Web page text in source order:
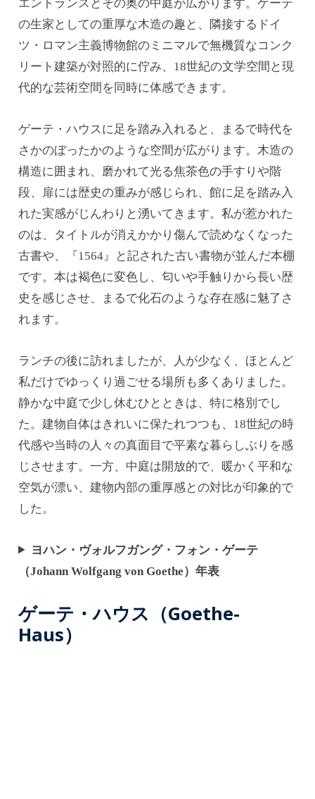
エントランスとその奥の中庭が広がります。ゲーテ
の生家としての重厚な木造の趣と、隣接するドイ
ツ・ロマン主義博物館のミニマルで無機質なコンク
リート建築が対照的に佇み、18世紀の文学空間と現
代的な芸術空間を同時に体感できます。
ゲーテ・ハウスに足を踏み入れると、まるで時代を
さかのぼったかのような空間が広がります。木造の
構造に囲まれ、磨かれて光る焦茶色の手すりや階
段、扉には歴史の重みが感じられ、館に足を踏み入
れた実感がじんわりと湧いてきます。私が惹かれた
のは、タイトルが消えかかり傷んで読めなくなった
古書や、『1564』と記された古い書物が並んだ本棚
です。本は褐色に変色し、匂いや手触りから長い歴
史を感じさせ、まるで化石のような存在感に魅了さ
れます。
ランチの後に訪れましたが、人が少なく、ほとんど
私だけでゆっくり過ごせる場所も多くありました。
静かな中庭で少し休むひとときは、特に格別でし
た。建物自体はきれいに保たれつつも、18世紀の時
代感や当時の人々の真面目で平素な暮らしぶりを感
じさせます。一方、中庭は開放的で、暖かく平和な
空気が漂い、建物内部の重厚感との対比が印象的で
した。
ヨハン・ヴォルフガング・フォン・ゲーテ
（Johann Wolfgang von Goethe）年表
ゲーテ・ハウス（Goethe-
Haus）